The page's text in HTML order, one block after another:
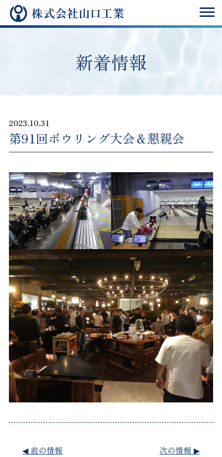
新着情報
2023.10.31
第91回ボウリング大会＆懇親会
◀︎ 前の情報 次の情報 ▶︎